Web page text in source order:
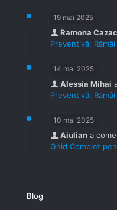
19 mai 2025
Ramona Cazac
Preventivă:
14 mai 2025
Alessia Mihai
Preventivă:
10 mai 2025
Aiulian a
Ghid Complet
Blog